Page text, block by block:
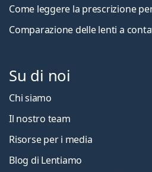
Come leggere la prescrizione
Comparazione delle lenti a
Su di noi
Chi siamo
Il nostro team
Risorse per i media
Blog di Lentiamo